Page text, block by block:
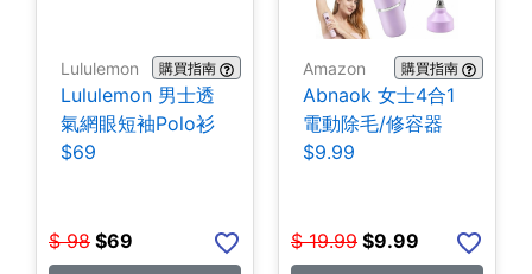
Lululemon 購買指南
Lululemon 男士透
氣網眼短袖Polo衫
$69
$ 98 $69
Amazon 購買指南
Abnaok 女士4合1
電動除毛/修容器
$9.99
$ 19.99 $9.99